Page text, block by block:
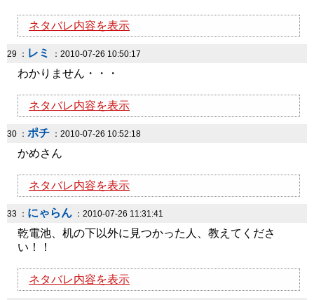
ネタバレ内容を表示
29 ： レミ ：2010-07-26 10:50:17
わかりません・・・
ネタバレ内容を表示
30 ： ポチ ：2010-07-26 10:52:18
かめさん
ネタバレ内容を表示
33 ： にゃらん ：2010-07-26 11:31:41
乾電池、机の下以外に見つかった人、教えてくださ
い！！
ネタバレ内容を表示